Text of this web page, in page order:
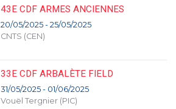
43E CDF ARMES ANCIENNES
20/05/2025 - 25/05/2025
CNTS (CEN)
33E CDF ARBALÈTE FIELD
31/05/2025 - 01/06/2025
Vouël Tergnier (PIC)